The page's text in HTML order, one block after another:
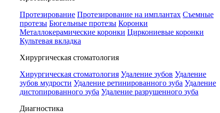
Протезирование Протезирование на имплантах Съемные
протезы Бюгельные протезы Коронки
Металлокерамические коронки Циркониевые коронки
Культевая вкладка
Хирургическая стоматология
Хирургическая стоматология Удаление зубов Удаление
зубов мудрости Удаление ретинированного зуба Удаление
дистопированного зуба Удаление разрушенного зуба
Диагностика